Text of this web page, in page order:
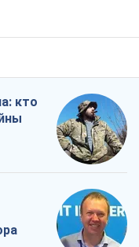
кто